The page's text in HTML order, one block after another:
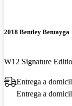
2018 Bentley Bentayga
W12 Signature
Entrega a
Entrega a